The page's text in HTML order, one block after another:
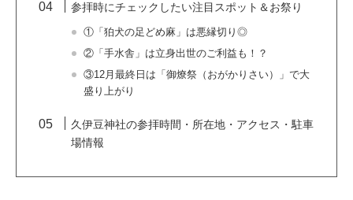
参拝時にチェックしたい注目スポット＆お祭り
①「狛犬の足どめ麻」は悪縁切り◎
②「手水舎」は立身出世のご利益も！？
③12月最終日は「御燎祭（おがかりさい）」で大
盛り上がり
久伊豆神社の参拝時間・所在地・アクセス・駐車
場情報